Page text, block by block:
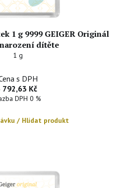
1 g 9999 GEIGER Originál
dítěte
1 g
s DPH
792,63 Kč
DPH 0 %
/ Hlídat produkt